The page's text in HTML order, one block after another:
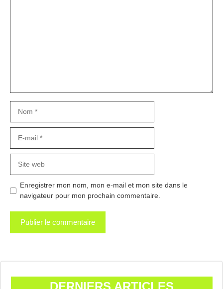
mail
web
Enregistrer mon nom, mon e-mail et mon site dans le
navigateur pour mon prochain commentaire.
DERNIERS ARTICLES